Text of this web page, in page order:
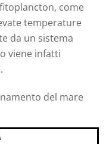
come
temperature
da un sistema
viene infatti
del mare